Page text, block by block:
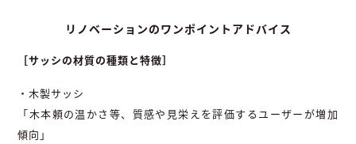
リノベーションのワンポイントアドバイス
［サッシの材質の種類と特徴］
・木製サッシ
「木本頼の温かさ等、質感や見栄えを評価するユーザーが増加
傾向」